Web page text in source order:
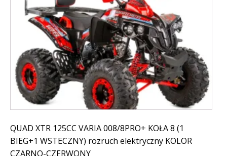
QUAD XTR 125CC VARIA 008/8PRO+ KOŁA 8 (1
BIEG+1 WSTECZNY) rozruch elektryczny KOLOR
CZARNO-CZERWONY